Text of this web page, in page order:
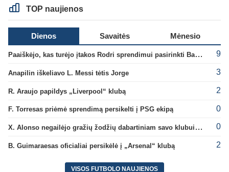
TOP naujienos
Dienos Savaitės Mėnesio
Paaiškėjo, kas turėjo įtakos Rodri sprendimui pasirinkti Barselonos pusę 9
Anapilin iškeliavo L. Messi tėtis Jorge 3
R. Araujo papildys „Liverpool“ klubą 2
F. Torresas priėmė sprendimą persikelti į PSG ekipą 0
X. Alonso negailėjo gražių žodžių dabartiniam savo klubui „Chelsea“ 0
B. Guimaraesas oficialiai persikėlė į „Arsenal“ klubą 2
VISOS FUTBOLO NAUJIENOS